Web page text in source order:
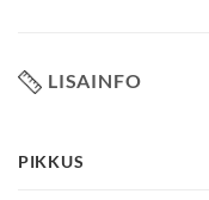
LISAINFO
PIKKUS